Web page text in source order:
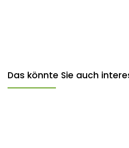
Das könnte Sie auch